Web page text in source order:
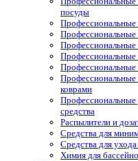
посуды
Профессиональные
Профессиональные
Профессиональные
Профессиональные
Профессиональные
коврами
средства
Распылители и
Средства для
Средства для
Химия для